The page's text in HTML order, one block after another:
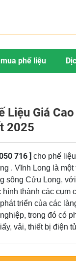
phế liệu
Liệu Giá
2025
716 ] cho phế
. Vĩnh Long là
sông Cửu Long,
hình thành các cụm
triển của các
trong đó có
vải, thiết bị điện